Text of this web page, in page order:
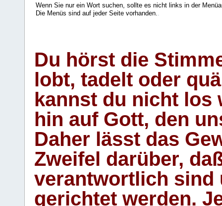
Wenn Sie nur ein Wort suchen, sollte es nicht links in der
Die Menüs sind auf jeder Seite vorhanden.
Du hörst die
lobt, tadelt oder
kannst du nicht los
hin auf Gott, den
Daher lässt das
Zweifel darüber,
verantwortlich sind
gerichtet werden.